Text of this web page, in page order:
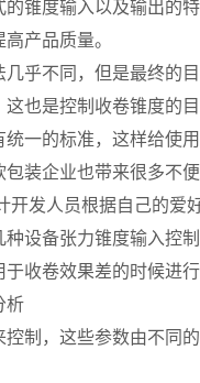
锥度输入以及输出的
产品质量。
不同，但是最终的
也是控制收卷锥度的
的标准，这样给使
装企业也带来很多不
发人员根据自己的爱
设备张力锥度输入控
收卷效果差的时候进
析
，这些参数由不同